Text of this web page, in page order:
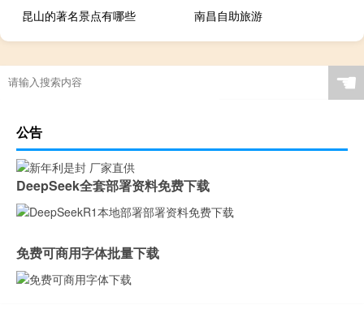
昆山的著名景点有哪些
南昌自助旅游
☚
公告
DeepSeek全套部署资料免费下载
免费可商用字体批量下载